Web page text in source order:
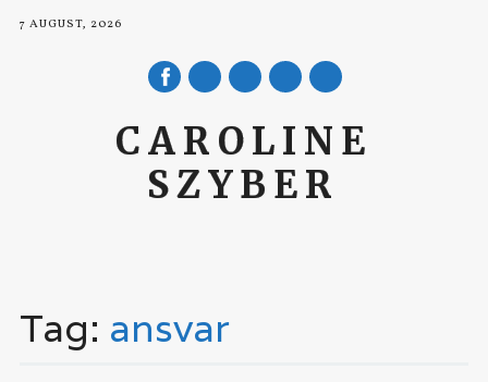
7 AUGUST, 2026
mail
CAROLINE
SZYBER
Tag: ansvar